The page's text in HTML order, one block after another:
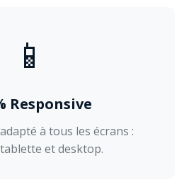
📱
Responsive
à tous les écrans :
et desktop.